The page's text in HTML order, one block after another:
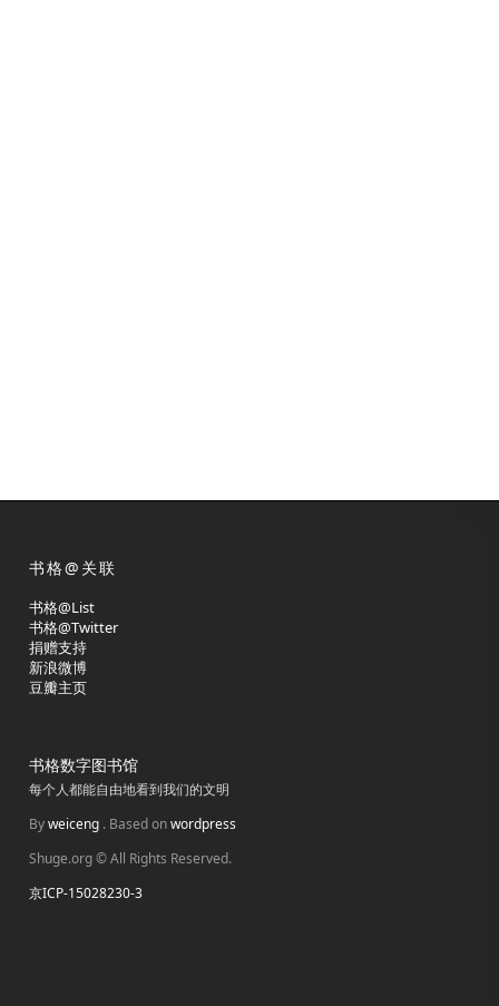
书格@关联
书格@List
书格@Twitter
捐赠支持
新浪微博
豆瓣主页
书格数字图书馆
每个人都能自由地看到我们的文明
Byweiceng . Based onwordpress
Shuge.org © All Rights Reserved.
京ICP-15028230-3